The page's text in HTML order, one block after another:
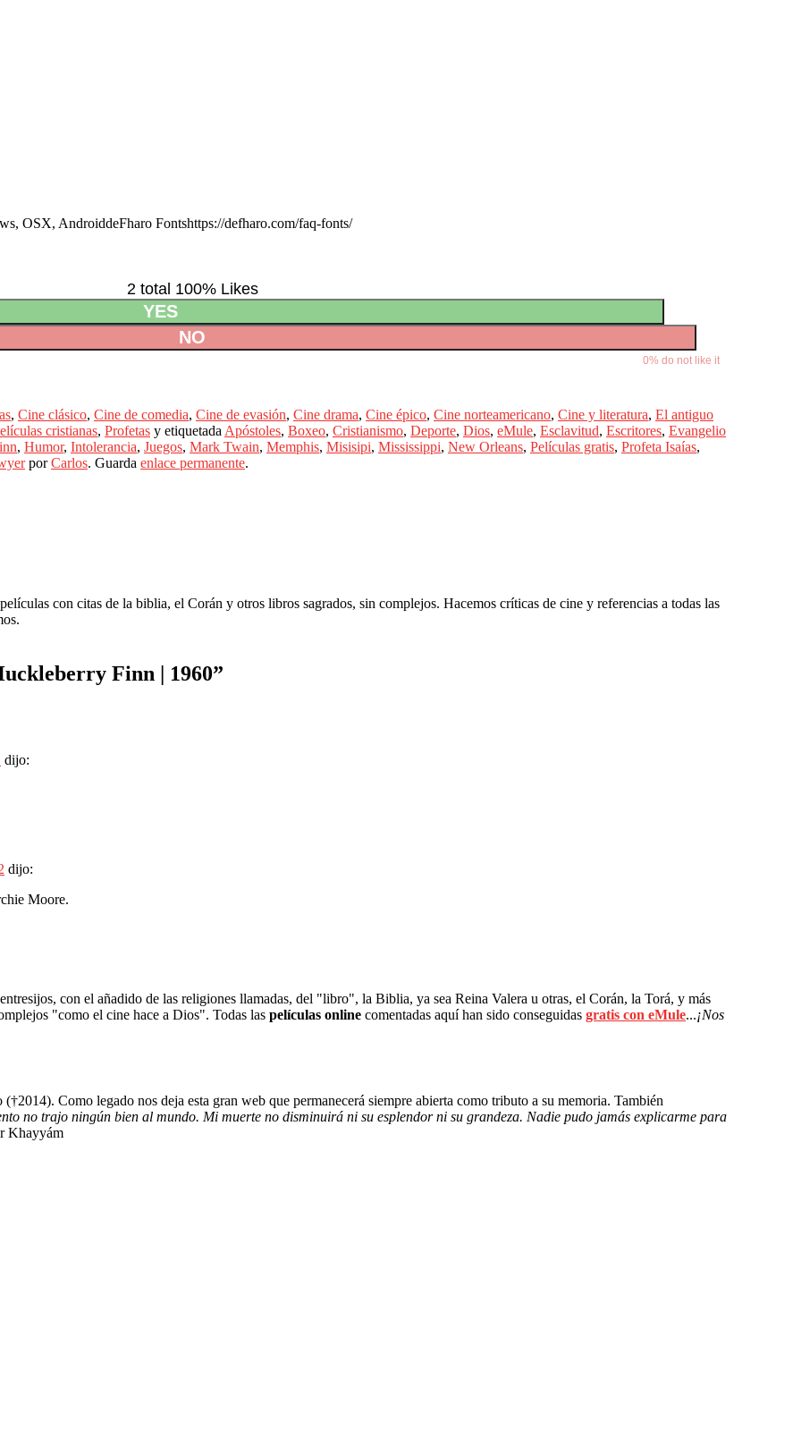
OSX, AndroiddeFharo Fontshttps://defharo.com/faq-fonts/
2 total 100% Likes
YES
NO
0% do not like it
, Cine clásico, Cine de comedia, Cine de evasión, Cine drama, Cine épico, Cine norteamericano, Cine y literatura, El antiguo
cristianas, Profetas y etiquetada Apóstoles, Boxeo, Cristianismo, Deporte, Dios, eMule, Esclavitud, Escritores, Evangelio
, Humor, Intolerancia, Juegos, Mark Twain, Memphis, Misisipi, Mississippi, New Orleans, Películas gratis, Profeta Isaías,
porCarlos. Guarda enlace permanente.
con citas de la biblia, el Corán y otros libros sagrados, sin complejos. Hacemos críticas de cine y referencias a todas las
Finn | 1960”
dijo:
dijo:
Moore.
con el añadido de las religiones llamadas, del "libro", la Biblia, ya sea Reina Valera u otras, el Corán, la Torá, y más
"como el cine hace a Dios". Todas las películas online comentadas aquí han sido conseguidas gratis con eMule...¡Nos
Como legado nos deja esta gran web que permanecerá siempre abierta como tributo a su memoria. También
no trajo ningún bien al mundo. Mi muerte no disminuirá ni su esplendor ni su grandeza. Nadie pudo jamás explicarme para
Khayyám